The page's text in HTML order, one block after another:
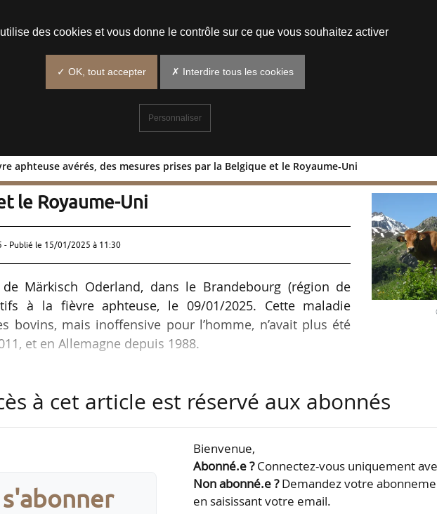
aphteuse avérés, des mesures prises par la Belgique et le Royaume-Uni
fièvre aphteuse avérés, des mesures
le Royaume-Uni
- Publié le 15/01/2025 à 11:30
Märkisch Oderland, dans le Brandebourg (région de
à la fièvre aphteuse, le 09/01/2025. Cette maladie
bovins, mais inoffensive pour l’homme, n’avait plus été
et en Allemagne depuis 1988.
l’épizootie : fermeture de l’exploitation, mise en place de
d’animaux et de leurs produits est également interdit.
de…
à cet article est réservé aux abonnés
Bienvenue,
Abonné.e ?Connectez-vous uniquement
Non abonné.e ?Demandez votre
en saisissant votre email.
des cookies et vous donne le contrôle sur ce que vous souhaitez activer
✓ OK, tout accepter ✗ Interdire tous les cookies
Personnaliser